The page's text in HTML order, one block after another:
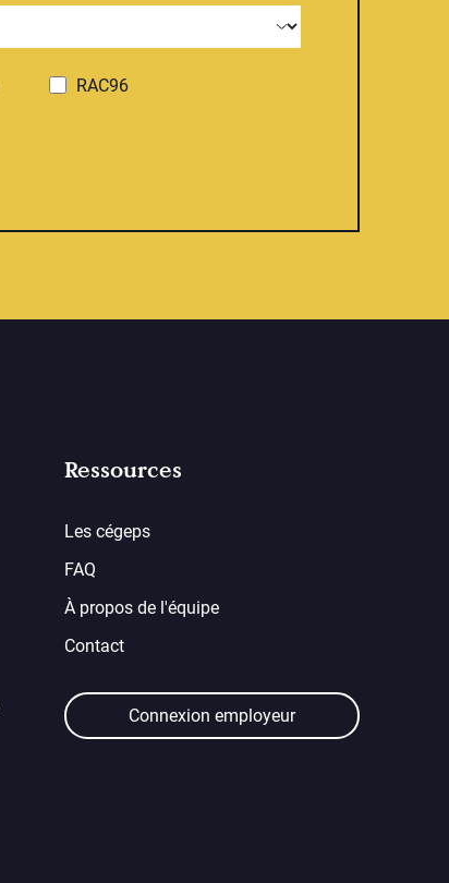
RAC96
Ressources
Les cégeps
FAQ
À propos de l'équipe
Contact
Connexion employeur